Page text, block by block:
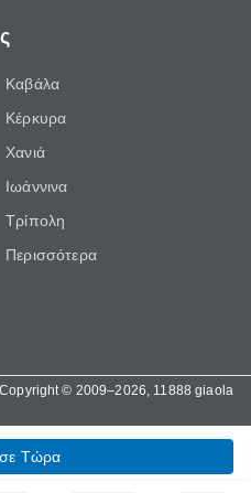
Τώρα
Καβάλα
Κέρκυρα
Χανιά
Ιωάννινα
Τρίπολη
Περισσότερα
Copyright © 2009–2026, 11888 giaola